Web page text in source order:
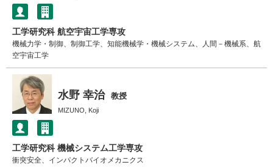
工学研究科 航空宇宙工学専攻
機械力学・制御、制御工学、知能機械学・機械システム、人間－機械系、航
空宇宙工学
水野 幸治 教授
MIZUNO, Koji
工学研究科 機械システム工学専攻
衝突安全、インパクトバイオメカニクス